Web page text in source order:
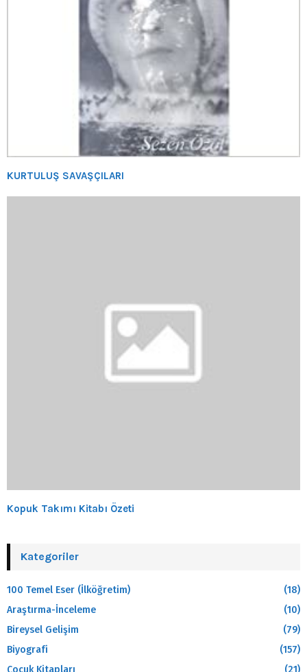
KURTULUŞ SAVAŞÇILARI
Kopuk Takımı Kitabı Özeti
Kategoriler
100 Temel Eser (İlköğretim)
(18)
Araştırma-İnceleme
(10)
Bireysel Gelişim
(79)
Biyografi
(157)
Çocuk Kitapları
(21)